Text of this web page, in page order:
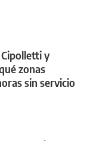
y
zonas
sin servicio